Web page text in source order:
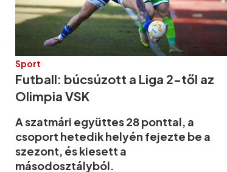
Sport
Futball: búcsúzott a Liga 2-től az
Olimpia VSK
A szatmári együttes 28 ponttal, a
csoport hetedik helyén fejezte be a
szezont, és kiesett a
másodosztályból.